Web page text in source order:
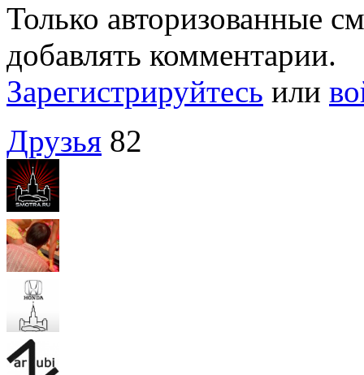
Только авторизованные
добавлять комментарии.
Зарегистрируйтесь или
Друзья 82